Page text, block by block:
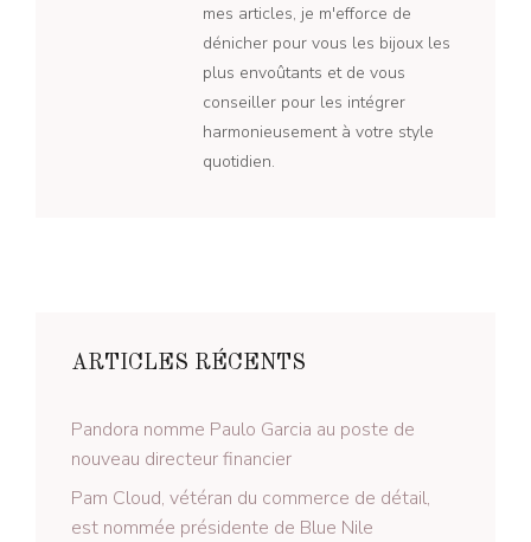
mes articles, je m'efforce de
dénicher pour vous les bijoux les
plus envoûtants et de vous
conseiller pour les intégrer
harmonieusement à votre style
quotidien.
ARTICLES RÉCENTS
Pandora nomme Paulo Garcia au poste de
nouveau directeur financier
Pam Cloud, vétéran du commerce de détail,
est nommée présidente de Blue Nile